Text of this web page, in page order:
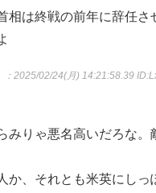
相は終戦の前年に辞任さ
：2025/02/24(月) 14:21:58.39
みりゃ悪名高いだろな。
か、それとも米英にしっ